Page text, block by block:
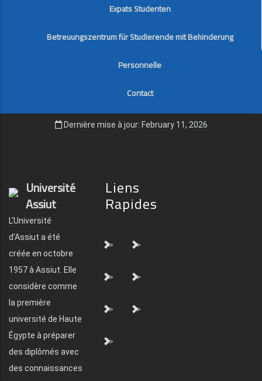
Expats Studenten
Betreuungszentrum für Studierende mit Behinderung
Personnelle
Contact
Dernière mise à jour: February 11, 2026
Université
Assiut
L'Université
d'Assiut a été
créée en octobre
1957 à Assiut. Elle
considère comme
la première
université de Haute
Égypte à préparer
des diplômés avec
des connaissances
Liens
Rapides
"> ">
"> ">
"> ">
">